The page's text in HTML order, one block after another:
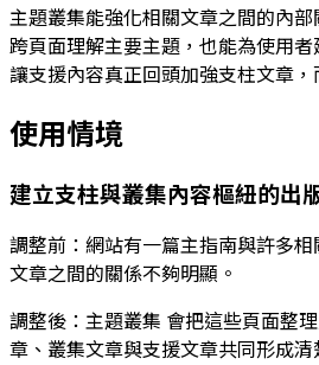
主題叢集能強化相關文章之間的內
跨頁面理解主要主題，也能為使用者
讓支援內容真正回頭加強支柱文章，
使用情境
建立支柱與叢集內容樞紐的出
調整前：網站有一篇主指南與許多
文章之間的關係不夠明顯。
調整後： 主題叢集 會把這些頁面整
章、叢集文章與支援文章共同形成清